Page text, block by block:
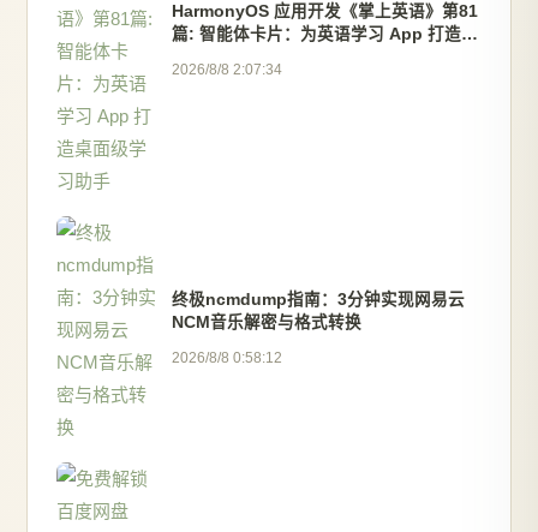
HarmonyOS 应用开发《掌上英语》第81
篇: 智能体卡片：为英语学习 App 打造桌
2026/8/8 2:07:34
终极ncmdump指南：3分钟实现网易云
NCM音乐解密与格式转换
2026/8/8 0:58:12